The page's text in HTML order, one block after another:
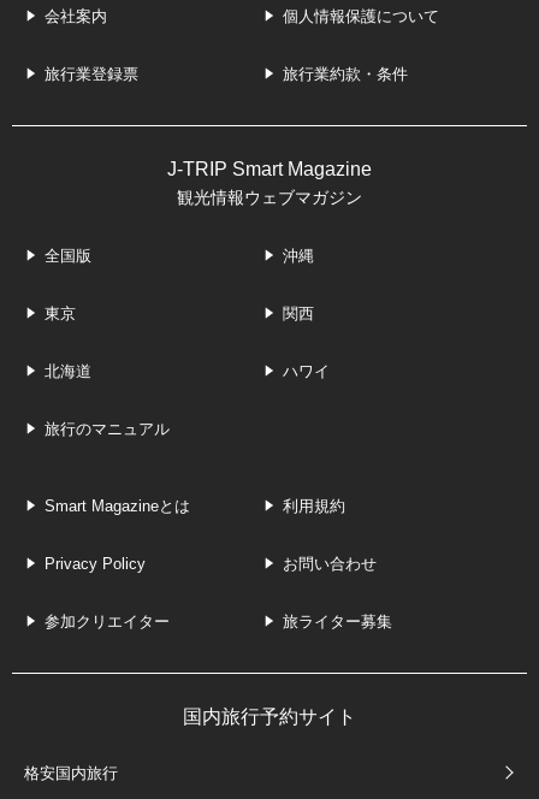
会社案内 個人情報保護について
旅行業登録票 旅行業約款・条件
J-TRIP Smart Magazine
観光情報ウェブマガジン
全国版 沖縄
東京 関西
北海道 ハワイ
旅行のマニュアル
Smart Magazineとは 利用規約
Privacy Policy お問い合わせ
参加クリエイター 旅ライター募集
国内旅行予約サイト
格安国内旅行